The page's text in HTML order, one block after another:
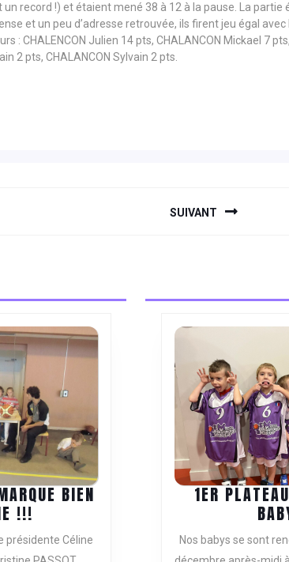
record !) et étaient mené 38 à 12 à la pause. La partie
et un peu d’adresse retrouvée, ils firent jeu égal avec
: CHALENCON Julien 14 pts, CHALANCON Mickael 7
2 pts, CHALANCON Sylvain 2 pts.
SUIVANT
BIEN
!!!
TABLE
DE
présidente Céline
1ER
Nos babys se sont